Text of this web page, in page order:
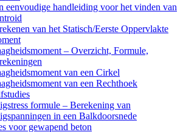
eenvoudige handleiding voor het vinden van
van het Statisch/Eerste Oppervlakte
– ​​Overzicht, Formule,
van een Cirkel
van een Rechthoek
formule – Berekening van
in een Balkdoorsnede
voor gewapend beton